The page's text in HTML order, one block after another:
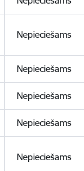
Nepieciešams
Nepieciešams
Nepieciešams
Nepieciešams
Nepieciešams